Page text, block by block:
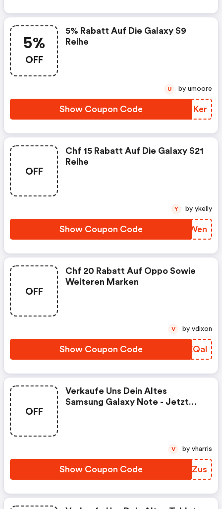
5%
OFF
5% Rabatt Auf Die Galaxy S9
Reihe
Show Coupon Code ZPCKer
U by umoore
OFF
Chf 15 Rabatt Auf Die Galaxy S21
Reihe
Show Coupon Code BKMWen
Y by ykelly
OFF
Chf 20 Rabatt Auf Oppo Sowie
Weiteren Marken
Show Coupon Code UTXQal
V by vdixon
OFF
Verkaufe Uns Dein Altes
Samsung Galaxy Note - Jetzt
Show Coupon Code EIKZus
V by vharris